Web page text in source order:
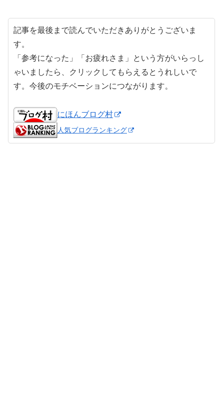
記事を最後まで読んでいただきありがとうございま
す。
「参考になった」「お疲れさま」という方がいらっし
ゃいましたら、クリックしてもらえるとうれしいで
す。今後のモチベーションにつながります。
にほんブログ村
人気ブログランキング